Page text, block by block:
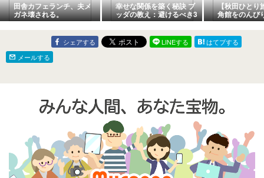
田舎カフェランチ、夫メ
ガネ壊される。
幸せな関係を築く秘訣 ブ
ッダの教え：避けるべき3
つの心の欠如
【秋田ひとり
角館をのんび
家屋敷と桜の
た思わぬ出来
シェアする LINEする
はてブする
メールする